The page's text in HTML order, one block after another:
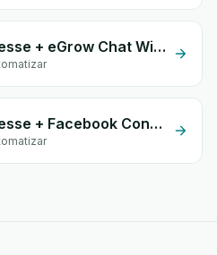
Eagle Expresse + eGrow Chat Widget
Eagle Expresse + Facebook Conversion API (CAPI)